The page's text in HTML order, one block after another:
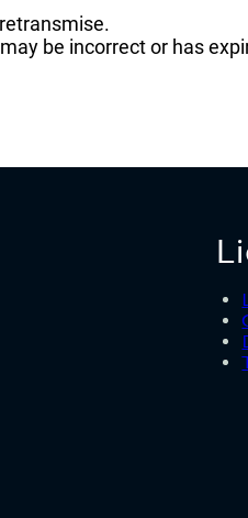
be incorrect or has